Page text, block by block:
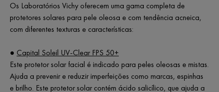
Os Laboratórios Vichy oferecem uma gama completa de
protetores solares para pele oleosa e com tendência acneica,
com diferentes texturas e características:
● Capital Soleil UV-Clear FPS 50+
Este protetor solar facial é indicado para peles oleosas e mistas.
Ajuda a prevenir e reduzir imperfeições como marcas, espinhas
e brilho. Este protetor solar contém ácido salicílico, que ajuda a